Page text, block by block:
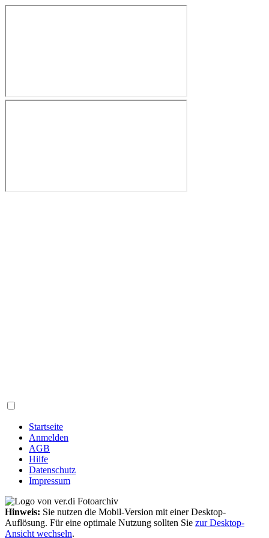
Startseite
Anmelden
AGB
Hilfe
Datenschutz
Impressum
Hinweis: Sie nutzen die Mobil-Version mit einer Desktop-
Auflösung. Für eine optimale Nutzung sollten Sie zur Desktop-
Ansicht wechseln.